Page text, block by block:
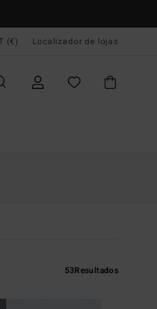
PT (€) Localizador de lojas
53Resultados